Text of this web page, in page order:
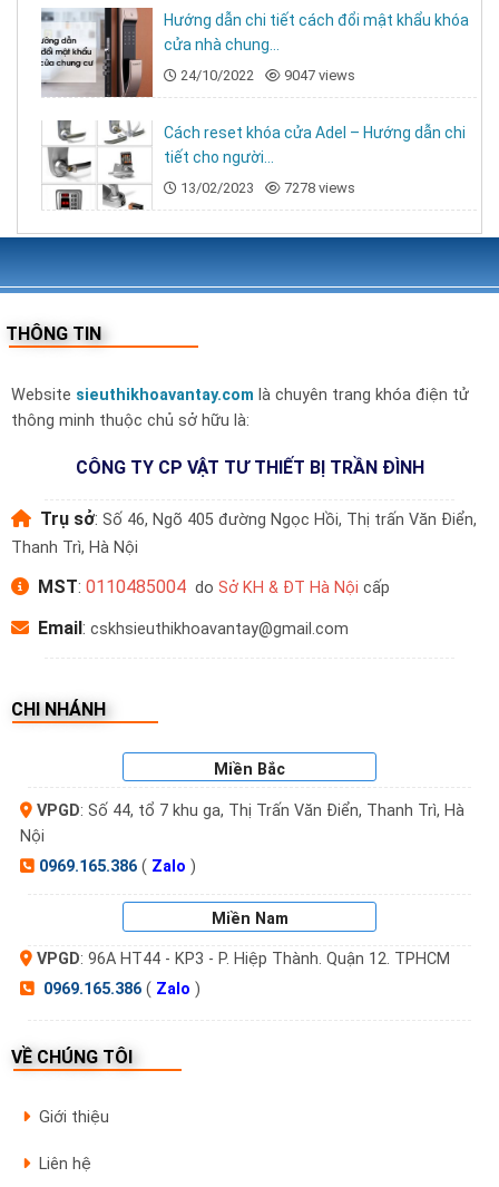
Tay cầm Push–Pull
Cảm biến vân
tay
Công nghệ FPC Thụy Điển
Nguồn điện Pin lithium sạc lại
Cổng sạc
khẩn cấp
Dung lượng
100 khuôn mặt, 100 vân tay, 100
Kết nối thông
Loại cửa phù
Cửa gỗ, cửa thép, cửa chính biệt
24 tháng chính hãng Bosch
Khóa BOSCH EL600 phù hợp với ai?
Gia đình hiện đại muốn mở cửa bằng Face
cao cấp
mở cửa đơn giản
Lý do chọn BOSCH EL600 tại
✅Hàng chính hãng Bosch
✅Hỗ trợ tư vấn – lắp đặt tận nơi – bảo hành
thuật viên
Hướng dẫn chi tiết cách đổi mật khẩu khóa
cửa nhà chung...
24/10/2022 9047 views
Cách reset khóa cửa Adel – Hướng dẫn chi
tiết cho người...
13/02/2023 7278 views
THÔNG TIN
Website sieuthikhoavantay.com là chuyên trang khóa điện tử
thông minh thuộc chủ sở hữu là:
CÔNG TY CP VẬT TƯ THIẾT BỊ TRẦN ĐÌNH
Trụ sở: Số 46, Ngõ 405 đường Ngọc Hồi, Thị trấn Văn Điển,
Thanh Trì, Hà Nội
MST: 0110485004do Sở KH & ĐT Hà Nội cấp
Email: cskhsieuthikhoavantay@gmail.com
CHI NHÁNH
Miền Bắc
VPGD: Số 44, tổ 7 khu ga, Thị Trấn Văn Điển, Thanh Trì, Hà
Nội
0969.165.386( Zalo )
Miền Nam
VPGD: 96A HT44 - KP3 - P. Hiệp Thành. Quận 12. TPHCM
0969.165.386( Zalo )
VỀ CHÚNG TÔI
Giới thiệu
Liên hệ